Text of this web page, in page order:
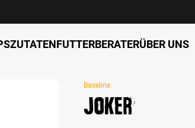
ZUTATENFUTTERBERATERÜBER UNS
Baseline
Joker